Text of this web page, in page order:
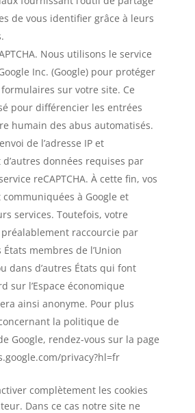
de vous identifier grâce à leurs
Nous utilisons le service
Inc. (Google) pour protéger
sur votre site. Ce
pour différencier les entrées
humain des abus automatisés.
de l’adresse IP et
données requises par
reCAPTCHA. À cette fin, vos
à Google et
services. Toutefois, votre
préalablement raccourcie par
États membres de l’Union
dans d’autres États qui font
sur l’Espace économique
ainsi anonyme. Pour plus
la politique de
Google, rendez-vous sur la page
privacy?hl=fr
complètement les cookies
Dans ce cas notre site ne